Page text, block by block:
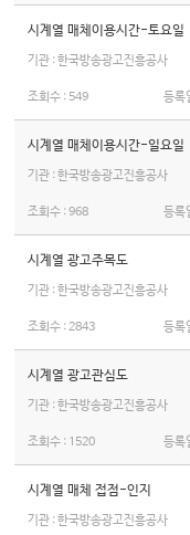
시계열 매체이용시간-토요일
기관 : 한국방송광고진흥공사
조회수 : 549 등록
시계열 매체이용시간-일요일
기관 : 한국방송광고진흥공사
조회수 :968 등록
시계열 광고주목도
기관 : 한국방송광고진흥공사
조회수 :2843 등록
시계열 광고관심도
기관 : 한국방송광고진흥공사
조회수 : 1520 등록
시계열 매체 접점-인지
기관 : 한국방송광고진흥공사